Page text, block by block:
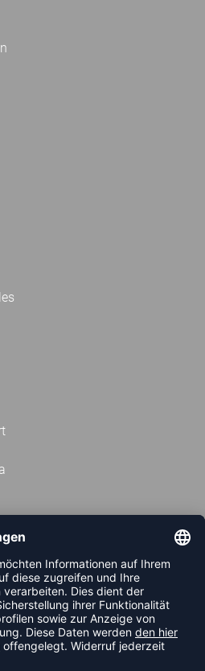
UND VERPASSE KEINE
MEHR.
ANMELDEN